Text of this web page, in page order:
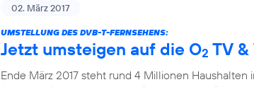
02. März 2017
UMSTELLUNG DES DVB-T-FERNSEHENS:
Jetzt umsteigen auf die O2 TV
Ende März 2017 steht rund 4 Millionen